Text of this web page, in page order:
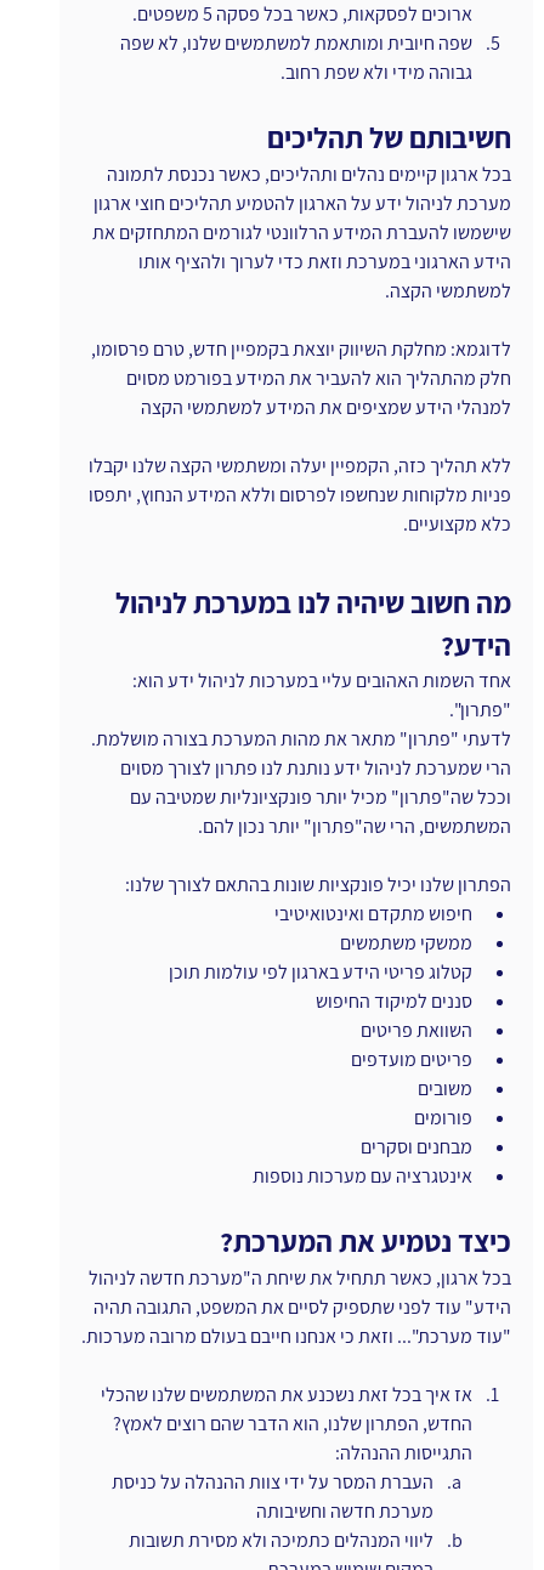
ארוכים לפסקאות, כאשר בכל פסקה 5 משפטים.
שפה חיובית ומותאמת למשתמשים שלנו, לא שפה
גבוהה מידי ולא שפת רחוב.
חשיבותם של תהליכים
בכל ארגון קיימים נהלים ותהליכים, כאשר נכנסת לתמונה
מערכת לניהול ידע על הארגון להטמיע תהליכים חוצי ארגון
שישמשו להעברת המידע הרלוונטי לגורמים המתחזקים את
הידע הארגוני במערכת וזאת כדי לערוך ולהציף אותו
למשתמשי הקצה.
לדוגמא: מחלקת השיווק יוצאת בקמפיין חדש, טרם פרסומו,
חלק מהתהליך הוא להעביר את המידע בפורמט מסוים
למנהלי הידע שמציפים את המידע למשתמשי הקצה
ללא תהליך כזה, הקמפיין יעלה ומשתמשי הקצה שלנו יקבלו
פניות מלקוחות שנחשפו לפרסום וללא המידע הנחוץ, יתפסו
כלא מקצועיים.
מה חשוב שיהיה לנו במערכת לניהול
הידע?
אחד השמות האהובים עליי במערכות לניהול ידע הוא:
"פתרון".
לדעתי "פתרון" מתאר את מהות המערכת בצורה מושלמת.
הרי שמערכת לניהול ידע נותנת לנו פתרון לצורך מסוים
וככל שה"פתרון" מכיל יותר פונקציונליות שמטיבה עם
המשתמשים, הרי שה"פתרון" יותר נכון להם.
הפתרון שלנו יכיל פונקציות שונות בהתאם לצורך שלנו:
חיפוש מתקדם ואינטואיטיבי
ממשקי משתמשים
קטלוג פריטי הידע בארגון לפי עולמות תוכן
סננים למיקוד החיפוש
השוואת פריטים
פריטים מועדפים
משובים
פורומים
מבחנים וסקרים
אינטגרציה עם מערכות נוספות
כיצד נטמיע את המערכת?
בכל ארגון, כאשר תתחיל את שיחת ה"מערכת חדשה לניהול
הידע" עוד לפני שתספיק לסיים את המשפט, התגובה תהיה
"עוד מערכת"... וזאת כי אנחנו חייבם בעולם מרובה מערכות.
אז איך בכל זאת נשכנע את המשתמשים שלנו שהכלי
החדש, הפתרון שלנו, הוא הדבר שהם רוצים לאמץ?
התגייסות ההנהלה:
העברת המסר על ידי צוות ההנהלה על כניסת
מערכת חדשה וחשיבותה
ליווי המנהלים כתמיכה ולא מסירת תשובות